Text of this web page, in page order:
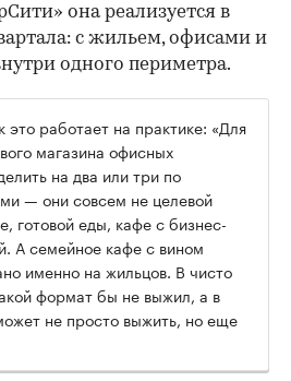
она реализуется в
с жильем, офисами и
одного периметра.
это работает на практике: «Для
магазина офисных
на два или три по
— они совсем не целевой
готовой еды, кафе с бизнес-
А семейное кафе с вином
именно на жильцов. В чисто
формат бы не выжил, а в
не просто выжить, но еще